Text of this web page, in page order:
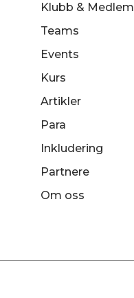
Klubb & Medlem
Teams
Events
Kurs
Artikler
Para
Inkludering
Partnere
Om oss